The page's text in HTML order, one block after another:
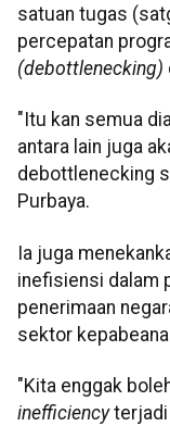
satuan tugas
percepatan
(debottlenecking)
"Itu kan semua
antara lain juga
debottlenecking
Purbaya.
Ia juga
inefisiensi dalam
penerimaan
sektor
"Kita enggak
inefficiencyterjadi